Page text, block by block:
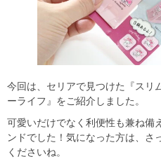
今回は、セリアで見つけた『スリ
ーライフ』をご紹介しました。
可愛いだけでなく利便性も兼ね備
ンドでした！気になった方は、さ
くださいね。